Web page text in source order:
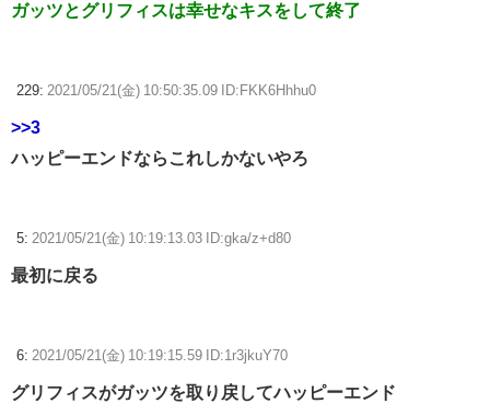
ガッツとグリフィスは幸せなキスをして終了
229: 2021/05/21(金) 10:50:35.09 ID:FKK6Hhhu0
>>3
ハッピーエンドならこれしかないやろ
5: 2021/05/21(金) 10:19:13.03 ID:gka/z+d80
最初に戻る
6: 2021/05/21(金) 10:19:15.59 ID:1r3jkuY70
グリフィスがガッツを取り戻してハッピーエンド